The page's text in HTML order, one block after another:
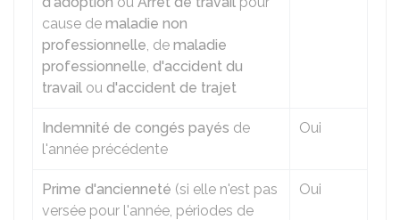
cause de maladie non
professionnelle, de maladie
professionnelle, d'accident du
travail ou d'accident de trajet
Indemnité de congés payés de
l'année précédente
Oui
Prime d'ancienneté (si elle n'est pas
versée pour l'année, périodes de
Oui